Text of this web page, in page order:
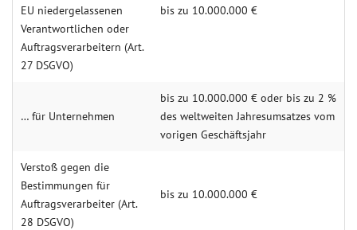
EU niedergelassenen
Verantwortlichen oder
Auftragsverarbeitern (Art.
27 DSGVO)
bis zu 10.000.000 €
… für Unternehmen
bis zu 10.000.000 € oder bis zu 2 %
des weltweiten Jahresumsatzes vom
vorigen Geschäftsjahr
Verstoß gegen die
Bestimmungen für
Auftragsverarbeiter (Art.
28 DSGVO)
bis zu 10.000.000 €